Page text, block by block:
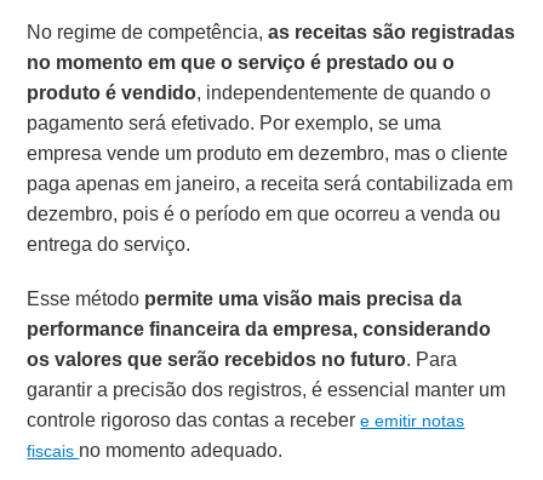
No regime de competência,as receitas são registradas
no momento em que o serviço é prestado ou o
produto é vendido, independentemente de quando o
pagamento será efetivado. Por exemplo, se uma
empresa vende um produto em dezembro, mas o cliente
paga apenas em janeiro, a receita será contabilizada em
dezembro, pois é o período em que ocorreu a venda ou
entrega do serviço.
Esse método permite uma visão mais precisa da
performance financeira da empresa, considerando
os valores que serão recebidos no futuro. Para
garantir a precisão dos registros, é essencial manter um
controle rigoroso das contas a recebere emitir notas
fiscais no momento adequado.